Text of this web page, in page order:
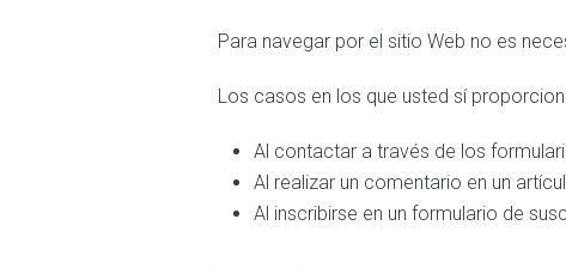
Para navegar por el sitio Web no es
Los casos en los que usted sí
Al contactar a través de los
Al realizar un comentario en un
Al inscribirse en un formulario de